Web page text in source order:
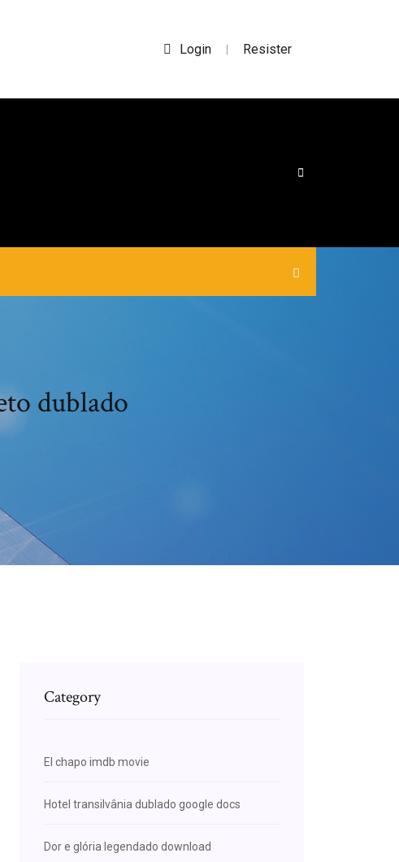
Login | Resister
dublado
Category
El chapo imdb movie
Hotel transilvânia dublado google docs
Dor e glória legendado download